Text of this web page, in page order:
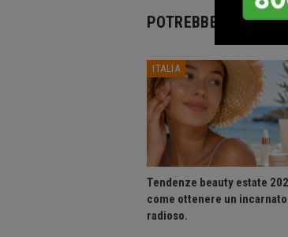
POTREBBE
ITALIA
Tendenze beauty estate
come ottenere un incarnato
radioso.